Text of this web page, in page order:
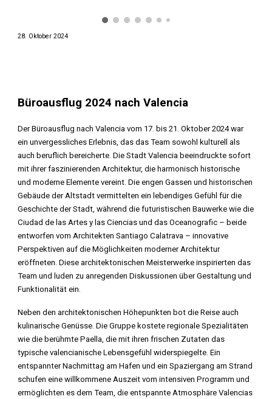
28. Oktober 2024
Büroausflug 2024 nach Valencia
Der Büroausflug nach Valencia vom 17. bis 21. Oktober 2024 war
ein unvergessliches Erlebnis, das das Team sowohl kulturell als
auch beruflich bereicherte. Die Stadt Valencia beeindruckte sofort
mit ihrer faszinierenden Architektur, die harmonisch historische
und moderne Elemente vereint. Die engen Gassen und historischen
Gebäude der Altstadt vermittelten ein lebendiges Gefühl für die
Geschichte der Stadt, während die futuristischen Bauwerke wie die
Ciudad de las Artes y las Ciencias und das Oceanografic – beide
entworfen vom Architekten Santiago Calatrava – innovative
Perspektiven auf die Möglichkeiten moderner Architektur
eröffneten. Diese architektonischen Meisterwerke inspirierten das
Team und luden zu anregenden Diskussionen über Gestaltung und
Funktionalität ein.
Neben den architektonischen Höhepunkten bot die Reise auch
kulinarische Genüsse. Die Gruppe kostete regionale Spezialitäten
wie die berühmte Paella, die mit ihren frischen Zutaten das
typische valencianische Lebensgefühl widerspiegelte. Ein
entspannter Nachmittag am Hafen und ein Spaziergang am Strand
schufen eine willkommene Auszeit vom intensiven Programm und
ermöglichten es dem Team, die entspannte Atmosphäre Valencias